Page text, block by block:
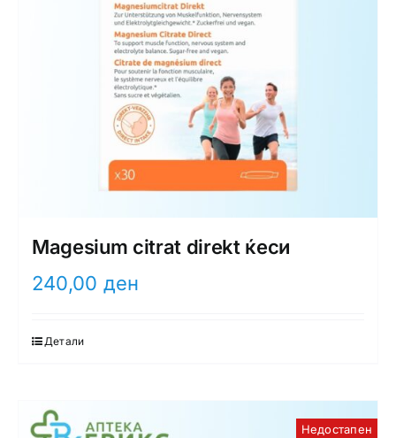
Медицински апрати
Нега на кожа
Magesium citrat direkt ќеси
240,00 ден
Детали
Недостапен